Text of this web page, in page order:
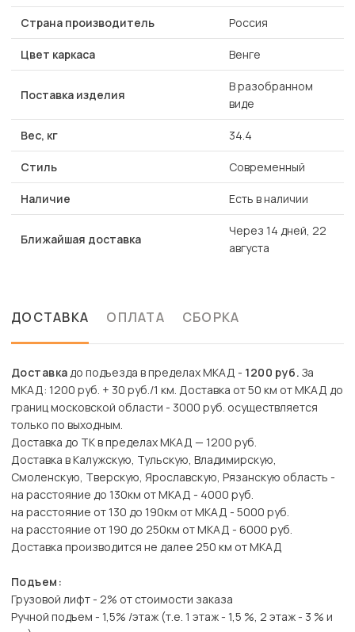
Страна производитель Россия
Цвет каркаса Венге
Поставка изделия
В разобранном
виде
Вес, кг 34.4
Стиль Современный
Наличие Есть в наличии
Ближайшая доставка
Через 14 дней, 22
августа
ДОСТАВКА ОПЛАТА СБОРКА
Доставкадо подъезда в пределах МКАД - 1200 руб. За
МКАД: 1200 руб. + 30 руб./1 км. Доставка от 50 км от МКАД до
границ московской области - 3000 руб. осуществляется
только по выходным.
Доставка до ТК в пределах МКАД — 1200 руб.
Доставка в Калужскую, Тульскую, Владимирскую,
Смоленскую, Тверскую, Ярославскую, Рязанскую область -
на расстояние до 130км от МКАД - 4000 руб.
на расстояние от 130 до 190км от МКАД - 5000 руб.
на расстояние от 190 до 250км от МКАД - 6000 руб.
Доставка производится не далее 250 км от МКАД
Подъем:
Грузовой лифт - 2% от стоимости заказа
Ручной подъем - 1,5% /этаж (т.е. 1 этаж - 1,5 %, 2 этаж - 3 % и